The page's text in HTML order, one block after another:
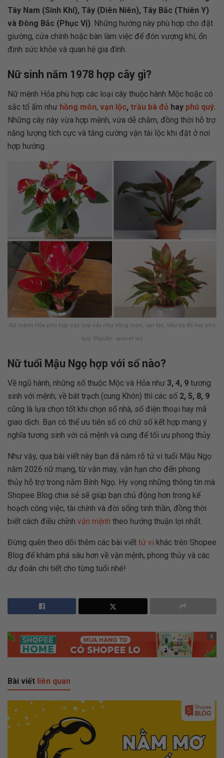
Tây Nam (Sinh Khí), Tây (Diên Niên), Tây Bắc (Thiên Y)
và Đông Bắc (Phục Vị). Những hướng này phù hợp cho đặt
giường, cửa chính hoặc bàn làm việc để đón vượng khí, ổn
định sức khỏe và quan hệ gia đình.
Nữ sinh năm 1978 hợp cây gì?
Nữ mệnh Hỏa phù hợp các loại cây thuộc hành Mộc hoặc có
sắc tố ấm như hồng môn, vạn lộc, trầu bà đỏ hay phú quý.
Những cây này vừa hợp mệnh, vừa dễ chăm, đồng thời hỗ trợ
năng lượng tích cực và tăng cường vận tài lộc khi đặt ở nơi
hợp hướng.
Nữ mệnh Hỏa phù hợp các loại cây như hồng môn, vạn lộc, trầu bà đỏ hay phú
quý. (Nguồn: spacet.vn)
Nữ tuổi Mậu Ngọ hợp với số nào?
Về ngũ hành, những số thuộc Mộc và Hỏa như 3, 4, 9 tương
sinh với mệnh; về bát trạch (cung Khôn) thì các số 2, 5, 8, 9
cũng là lựa chọn tốt khi chọn số nhà, số điện thoại hay mã
giao dịch. Bạn có thể ưu tiên số có chữ số kết hợp mang ý
nghĩa tương sinh với cả mệnh và cung để tối ưu phong thủy.
Như vậy, qua bài viết này bạn đã nắm rõ tử vi tuổi Mậu Ngọ
năm 2026 nữ mạng, từ vận may, vận hạn cho đến phong
thủy hỗ trợ trong năm Bính Ngọ. Hy vọng những thông tin mà
Shopee Blog chia sẻ sẽ giúp bạn chủ động hơn trong kế
hoạch công việc, tài chính và đời sống tinh thần, đồng thời
biết cách điều chỉnh vận mệnh theo hướng thuận lợi nhất.
Đừng quên theo dõi thêm các bài viết tử vi khác trên Shopee
Blog để khám phá sâu hơn về vận mệnh, phong thủy và các
dự đoán chi tiết cho từng tuổi nhé!
x
Bài viết liên quan